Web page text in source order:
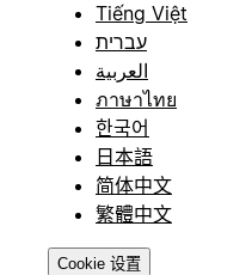
Tiếng Việt
עברית
العربية
ภาษาไทย
한국어
日本語
简体中文
繁體中文
Cookie 设置